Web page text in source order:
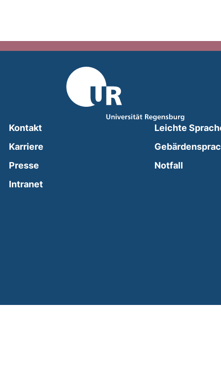
Kontakt
Karriere
Presse
Intranet(external link, opens in a new window)
Leichte
Notfall